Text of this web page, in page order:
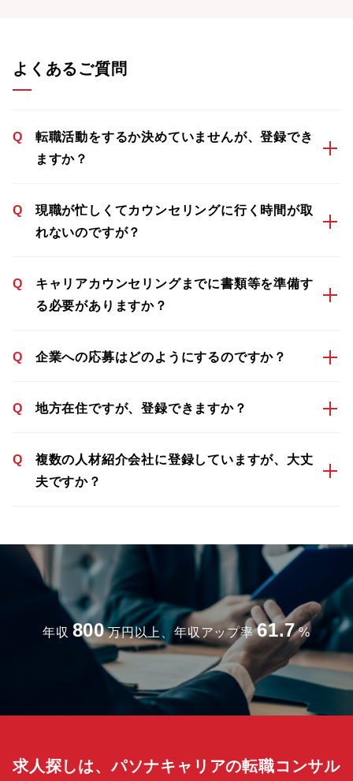
よくあるご質問
Q
転職活動をするか決めていませんが、登録でき
ますか？
Q
現職が忙しくてカウンセリングに行く時間が取
れないのですが？
Q
キャリアカウンセリングまでに書類等を準備す
る必要がありますか？
Q 企業への応募はどのようにするのですか？
Q 地方在住ですが、登録できますか？
Q
複数の人材紹介会社に登録していますが、大丈
夫ですか？
年収 800 万円以上、年収アップ率 61.7 %
求人探しは、パソナキャリアの転職コンサル